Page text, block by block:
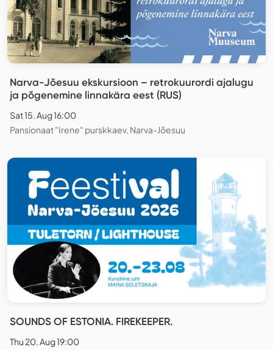
Narva-Jõesuu ekskursioon – retrokuurordi ajalugu
ja põgenemine linnakära eest (RUS)
Sat 15. Aug 16:00
Pansionaat "Irene" purskkaev, Narva-Jõesuu
SOUNDS OF ESTONIA. FIREKEEPER.
Thu 20. Aug 19:00